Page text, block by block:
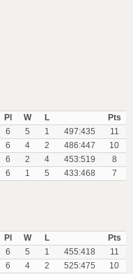
Pl
W L
Pts
6 5 1 497:435
11
6 4 2 486:447
10
6 2 4 453:519
8
6 1 5 433:468 7
Pl
W L
Pts
6 5 1 455:418
11
6 4 2 525:475
10